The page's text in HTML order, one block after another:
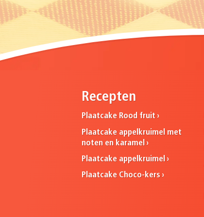
Recepten
Plaatcake Rood fruit
Plaatcake appelkruimel met
noten en karamel
Plaatcake appelkruimel
Plaatcake Choco-kers